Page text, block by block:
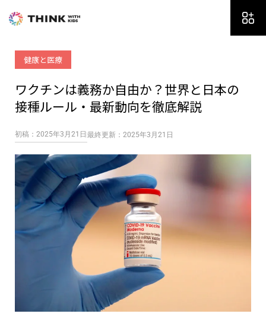
健康と医療
ワクチンは義務か自由か？世界と日本の
接種ルール・最新動向を徹底解説
初稿：2025年3月21日 最終更新：2025年3月21日